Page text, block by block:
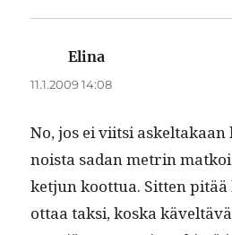
Elina
11.1.2009 14:08
No, jos ei viit­si
noista sadan metrin
ketjun koot­tua. Sit­ten
ottaa tak­si, kos­ka